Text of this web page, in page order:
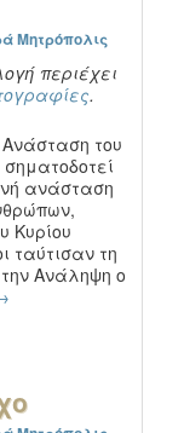
Μητρόπολις
περιέχει
.
του
σηματοδοτεί
ανάσταση
Κυρίου
ταύτισαν τη
Ανάληψη ο